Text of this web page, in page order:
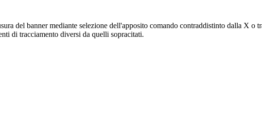
del banner mediante selezione dell'apposito comando contraddistinto dalla X o
di tracciamento diversi da quelli sopracitati.